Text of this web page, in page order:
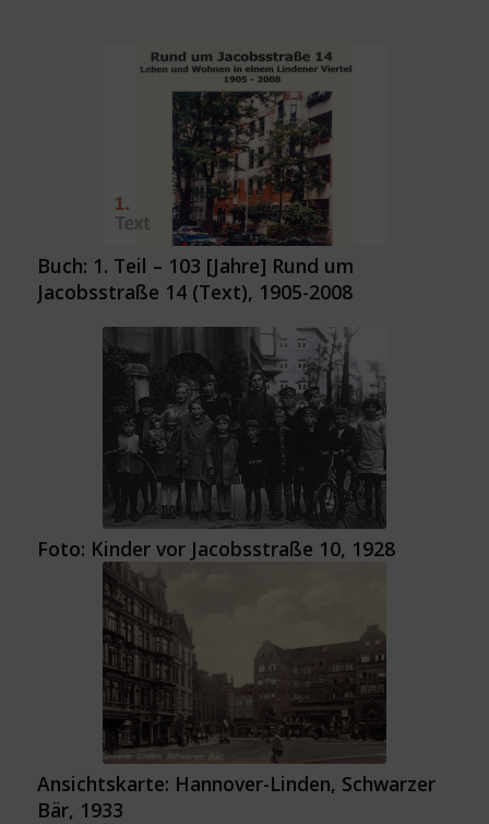
Buch: 1. Teil – 103 [Jahre] Rund um
Jacobsstraße 14 (Text), 1905-2008
Foto: Kinder vor Jacobsstraße 10, 1928
Ansichtskarte: Hannover-Linden, Schwarzer
Bär, 1933